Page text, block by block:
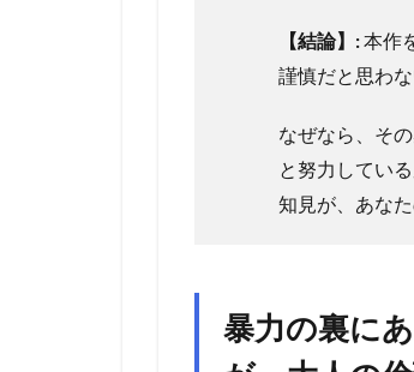
【結論】:本作
謹慎だと思わな
なぜなら、そ
と努力してい
知見が、あな
暴力の裏に